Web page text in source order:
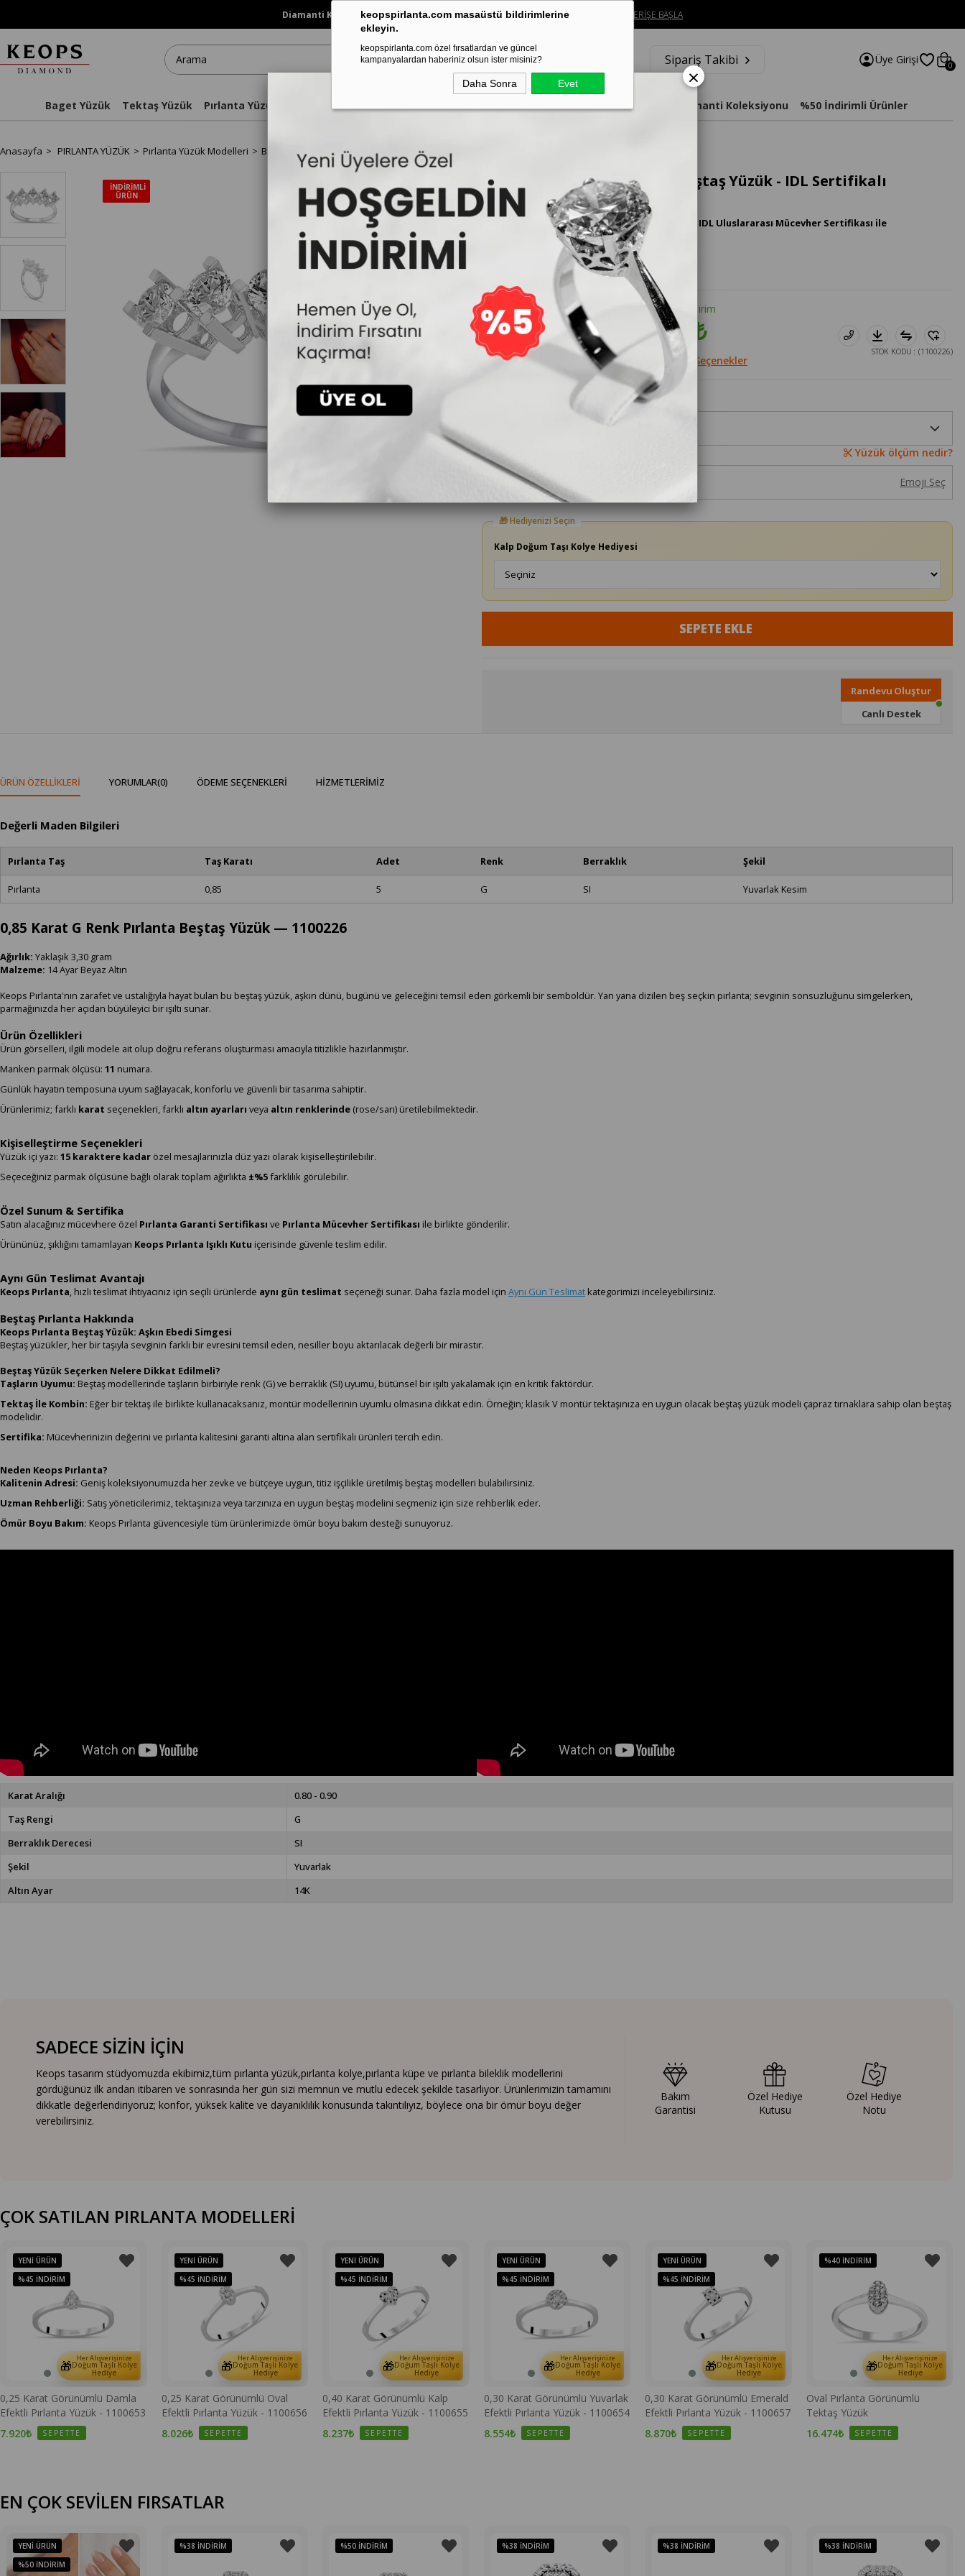
keopspirlanta.com masaüstü bildirimlerine
ekleyin.
keopspirlanta.com özel fırsatlardan ve güncel
kampanyalardan haberiniz olsun ister misiniz?
Daha Sonra Evet
Diamanti Koleksiyonunda %40’a Varan İndirim!Sınırlı süreli bu fırsatı kaçırma. ALIŞVERİŞE BAŞLA
Sipariş Takibi Üye Girişi 0
Baget Yüzük Tektaş Yüzük Pırlanta Yüzükler Aynı Gün Teslimat Diamanti Koleksiyonu %50 İndirimli Ürünler
Anasayfa PIRLANTA YÜZÜK Pırlanta Yüzük Modelleri Beştaş Yüzük G Renk 0.85 Karat Pırlanta Beştaş Yüzük - IDL Sertifikalı
İNDIRIMLI
ÜRÜN
G Renk 0.85 Karat Pırlanta Beştaş Yüzük - IDL Sertifikalı
İncelemekte olduğunuz model,Keops Pırlanta IDL Uluslararası Mücevher Sertifikası ile
tarafınıza teslim edilmektedir.
134.400₺
67.200₺
50 Sepette %20 İndirim
53.760₺
22.400₺ `den başlayan taksitlerle Diğer Seçenekler
(1100226)
STOK KODU
Yüzük ölçüm nedir?
Emoji Seç
Kalp Doğum Taşı Kolye Hediyesi
Randevu Oluştur
Canlı Destek
ÜRÜN ÖZELLIKLERI YORUMLAR(0) ÖDEME SEÇENEKLERI HIZMETLERIMIZ
Değerli Maden Bilgileri
Pırlanta Taş Taş Karatı Adet Renk Berraklık Şekil
Pırlanta 0,85 5 G SI Yuvarlak Kesim
0,85 Karat G Renk Pırlanta Beştaş Yüzük — 1100226
Ağırlık: Yaklaşık 3,30 gram
Malzeme: 14 Ayar Beyaz Altın
Keops Pırlanta'nın zarafet ve ustalığıyla hayat bulan bu beştaş yüzük, aşkın dünü, bugünü ve geleceğini temsil eden görkemli bir semboldür. Yan yana dizilen beş seçkin pırlanta; sevginin sonsuzluğunu simgelerken,
parmağınızda her açıdan büyüleyici bir ışıltı sunar.
Ürün Özellikleri
Ürün görselleri, ilgili modele ait olup doğru referans oluşturması amacıyla titizlikle hazırlanmıştır.
Manken parmak ölçüsü: 11 numara.
Günlük hayatın temposuna uyum sağlayacak, konforlu ve güvenli bir tasarıma sahiptir.
Ürünlerimiz; farklı karat seçenekleri, farklı altın ayarları veya altın renklerinde (rose/sarı) üretilebilmektedir.
Kişiselleştirme Seçenekleri
Yüzük içi yazı: 15 karaktere kadar özel mesajlarınızla düz yazı olarak kişiselleştirilebilir.
Seçeceğiniz parmak ölçüsüne bağlı olarak toplam ağırlıkta ±%5farklılık görülebilir.
Özel Sunum & Sertifika
Satın alacağınız mücevhere özel Pırlanta Garanti Sertifikası ve Pırlanta Mücevher Sertifikası ile birlikte gönderilir.
Ürününüz, şıklığını tamamlayan Keops Pırlanta Işıklı Kutu içerisinde güvenle teslim edilir.
Aynı Gün Teslimat Avantajı
Keops Pırlanta, hızlı teslimat ihtiyacınız için seçili ürünlerde aynı gün teslimat seçeneği sunar. Daha fazla model için Aynı Gün Teslimat kategorimizi inceleyebilirsiniz.
Beştaş Pırlanta Hakkında
Keops Pırlanta Beştaş Yüzük: Aşkın Ebedi Simgesi
Beştaş yüzükler, her bir taşıyla sevginin farklı bir evresini temsil eden, nesiller boyu aktarılacak değerli bir mirastır.
Beştaş Yüzük Seçerken Nelere Dikkat Edilmeli?
Taşların Uyumu: Beştaş modellerinde taşların birbiriyle renk (G) ve berraklık (SI) uyumu, bütünsel bir ışıltı yakalamak için en kritik faktördür.
Tektaş İle Kombin: Eğer bir tektaş ile birlikte kullanacaksanız, montür modellerinin uyumlu olmasına dikkat edin. Örneğin; klasik V montür tektaşınıza en uygun olacak beştaş yüzük modeli çapraz tırnaklara sahip olan beştaş
modelidir.
Sertifika: Mücevherinizin değerini ve pırlanta kalitesini garanti altına alan sertifikalı ürünleri tercih edin.
Neden Keops Pırlanta?
Kalitenin Adresi: Geniş koleksiyonumuzda her zevke ve bütçeye uygun, titiz işçilikle üretilmiş beştaş modelleri bulabilirsiniz.
Uzman Rehberliği: Satış yöneticilerimiz, tektaşınıza veya tarzınıza en uygun beştaş modelini seçmeniz için size rehberlik eder.
Ömür Boyu Bakım: Keops Pırlanta güvencesiyle tüm ürünlerimizde ömür boyu bakım desteği sunuyoruz.
Karat Aralığı
0.80 - 0.90
Taş Rengi
G
Berraklık Derecesi
SI
Şekil
Yuvarlak
Altın Ayar
14K
SADECE SİZİN İÇİN
Keops tasarım stüdyomuzda ekibimiz,tüm pırlanta yüzük,pırlanta kolye,pırlanta küpe ve pırlanta bileklik modellerini
gördüğünüz ilk andan itibaren ve sonrasında her gün sizi memnun ve mutlu edecek şekilde tasarlıyor. Ürünlerimizin tamamını
dikkatle değerlendiriyoruz; konfor, yüksek kalite ve dayanıklılık konusunda takıntılıyız, böylece ona bir ömür boyu değer
verebilirsiniz.
Bakım
Garantisi
Özel Hediye
Kutusu
Özel Hediye
Notu
ÇOK SATILAN PIRLANTA MODELLERİ
🎁 Her Alışverişinize
Doğum Taşlı Kolye
Hediye
0,25 Karat Görünümlü Damla
Efektli Pırlanta Yüzük - 1100653
7.920₺
SEPETTE
YENI ÜRÜN
%45 İNDIRIM
🎁 Her Alışverişinize
Doğum Taşlı Kolye
Hediye
0,25 Karat Görünümlü Oval
Efektli Pırlanta Yüzük - 1100656
8.026₺
SEPETTE
YENI ÜRÜN
%45 İNDIRIM
🎁 Her Alışverişinize
Doğum Taşlı Kolye
Hediye
0,40 Karat Görünümlü Kalp
Efektli Pırlanta Yüzük - 1100655
8.237₺
SEPETTE
YENI ÜRÜN
%45 İNDIRIM
🎁 Her Alışverişinize
Doğum Taşlı Kolye
Hediye
0,30 Karat Görünümlü Yuvarlak
Efektli Pırlanta Yüzük - 1100654
8.554₺
SEPETTE
YENI ÜRÜN
%45 İNDIRIM
🎁 Her Alışverişinize
Doğum Taşlı Kolye
Hediye
0,30 Karat Görünümlü Emerald
Efektli Pırlanta Yüzük - 1100657
8.870₺
SEPETTE
YENI ÜRÜN
%45 İNDIRIM
🎁 Her Alışverişinize
Doğum Taşlı Kolye
Hediye
Oval Pırlanta Görünümlü
Tektaş Yüzük
16.474₺
SEPETTE
%40 İNDIRIM
EN ÇOK SEVİLEN FIRSATLAR
YENI ÜRÜN
%50 İNDIRIM
%38 İNDIRIM %50 İNDIRIM %38 İNDIRIM %38 İNDIRIM %38 İNDIRIM
×